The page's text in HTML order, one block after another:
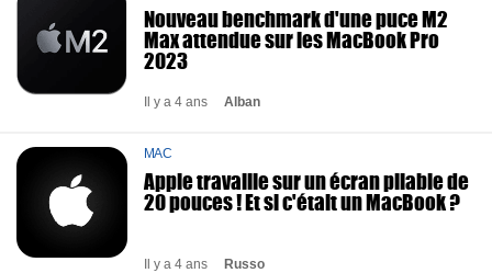
Nouveau benchmark d'une puce M2
Max attendue sur les MacBook Pro
2023
Il y a 4 ans Alban
MAC
Apple travaille sur un écran pliable de
20 pouces ! Et si c'était un MacBook ?
Il y a 4 ans Russo